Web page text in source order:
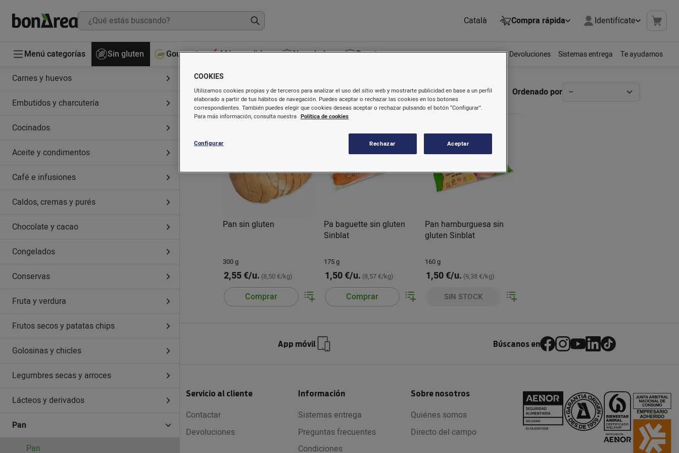
Català Compra rápida Identifícate
Menú categorías Sin gluten Gourmet Más vendidos Novedades Recetas Devoluciones Sistemas entrega Te ayudamos
Carnes y huevos
Embutidos y charcutería
Cocinados
Aceite y condimentos
Café e infusiones
Caldos, cremas y purés
Chocolate y cacao
Congelados
Conservas
Fruta y verdura
Frutos secos y patatas chips
Golosinas y chicles
Legumbres secas y arroces
Lácteos y derivados
Pan
Pan
Pan Ordenado por
Pan sin gluten
300 g
2,55 €/u. (8,50 €/kg)
Comprar
Pa baguette sin gluten
Sinblat
175 g
1,50 €/u. (8,57 €/kg)
Comprar
Pan hamburguesa sin
gluten Sinblat
160 g
1,50 €/u. (9,38 €/kg)
SIN STOCK
App móvil Búscanos en
Servicio al cliente
Contactar
Devoluciones
Información
Sistemas entrega
Preguntas frecuentes
Condiciones
Sobre nosotros
Quiénes somos
Directo del campo
COOKIES
Utilizamos cookies propias y de terceros para analizar el uso del sitio web y mostrarte publicidad en base a un perfil
elaborado a partir de tus hábitos de navegación. Puedes aceptar o rechazar las cookies en los botones
correspondientes. También puedes elegir que cookies deseas aceptar o rechazar pulsando el botón “Configurar”.
Para más información, consulta nuestra Política de cookies
Configurar Rechazar Aceptar